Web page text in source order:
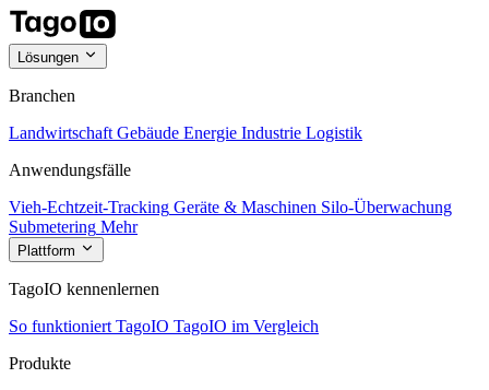
Lösungen
Branchen
Landwirtschaft Gebäude Energie Industrie Logistik
Anwendungsfälle
Vieh-Echtzeit-Tracking Geräte & Maschinen Silo-Überwachung
Submetering Mehr
Plattform
TagoIO kennenlernen
So funktioniert TagoIO TagoIO im Vergleich
Produkte